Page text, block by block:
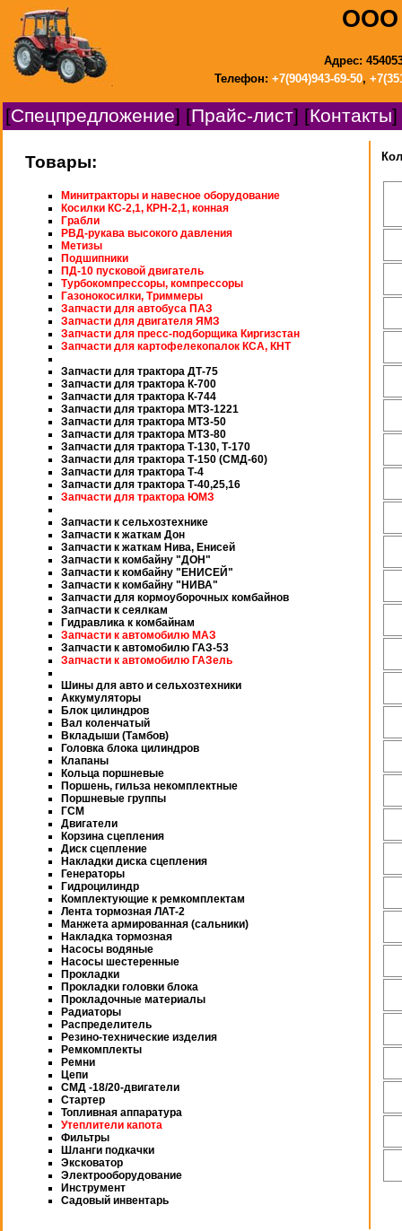
ООО
Адрес:
Телефон: +7(904)943-69-50,
[Спецпредложение] [Прайс-лист] [Контакты]
Товары:
Минитракторы и навесное оборудование
Косилки КС-2,1, КРН-2,1, конная
Грабли
РВД-рукава высокого давления
Метизы
Подшипники
ПД-10 пусковой двигатель
Турбокомпрессоры, компрессоры
Газонокосилки, Триммеры
Запчасти для автобуса ПАЗ
Запчасти для двигателя ЯМЗ
Запчасти для пресс-подборщика Киргизстан
Запчасти для картофелекопалок КСА, КНТ
Запчасти для трактора ДТ-75
Запчасти для трактора К-700
Запчасти для трактора К-744
Запчасти для трактора МТЗ-1221
Запчасти для трактора МТЗ-50
Запчасти для трактора МТЗ-80
Запчасти для трактора Т-130, Т-170
Запчасти для трактора Т-150 (СМД-60)
Запчасти для трактора Т-4
Запчасти для трактора Т-40,25,16
Запчасти для трактора ЮМЗ
Запчасти к сельхозтехнике
Запчасти к жаткам Дон
Запчасти к жаткам Нива, Енисей
Запчасти к комбайну "ДОН"
Запчасти к комбайну "ЕНИСЕЙ"
Запчасти к комбайну "НИВА"
Запчасти для кормоуборочных комбайнов
Запчасти к сеялкам
Гидравлика к комбайнам
Запчасти к автомобилю МАЗ
Запчасти к автомобилю ГАЗ-53
Запчасти к автомобилю ГАЗель
Шины для авто и сельхозтехники
Аккумуляторы
Блок цилиндров
Вал коленчатый
Вкладыши (Тамбов)
Головка блока цилиндров
Клапаны
Кольца поршневые
Поршень, гильза некомплектные
Поршневые группы
ГСМ
Двигатели
Корзина сцепления
Диск сцепление
Накладки диска сцепления
Генераторы
Гидроцилиндр
Комплектующие к ремкомплектам
Лента тормозная ЛАТ-2
Манжета армированная (сальники)
Накладка тормозная
Насосы водяные
Насосы шестеренные
Прокладки
Прокладки головки блока
Прокладочные материалы
Радиаторы
Распределитель
Резино-технические изделия
Ремкомплекты
Ремни
Цепи
СМД -18/20-двигатели
Стартер
Топливная аппаратура
Утеплители капота
Фильтры
Шланги подкачки
Эксковатор
Электрооборудование
Инструмент
Садовый инвентарь